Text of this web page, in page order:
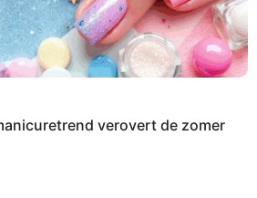
verovert de zomer